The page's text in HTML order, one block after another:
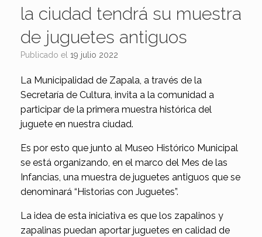
la ciudad tendrá su muestra
de juguetes antiguos
Publicado el 19 julio 2022
La Municipalidad de Zapala, a través de la
Secretaría de Cultura, invita a la comunidad a
participar de la primera muestra histórica del
juguete en nuestra ciudad.
Es por esto que junto al Museo Histórico Municipal
se está organizando, en el marco del Mes de las
Infancias, una muestra de juguetes antiguos que se
denominará “Historias con Juguetes”.
La idea de esta iniciativa es que los zapalinos y
zapalinas puedan aportar juguetes en calidad de